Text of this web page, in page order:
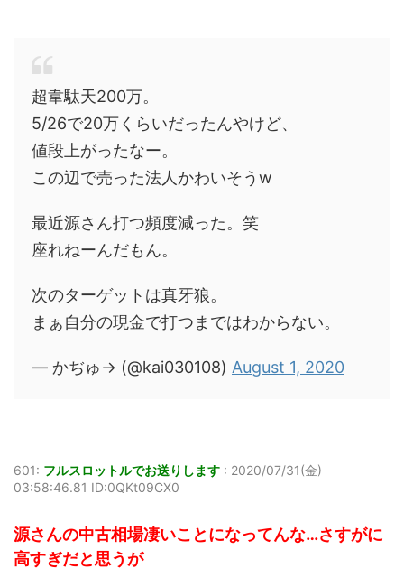
超韋駄天200万。
5/26で20万くらいだったんやけど、
値段上がったなー。
この辺で売った法人かわいそうw
最近源さん打つ頻度減った。笑
座れねーんだもん。
次のターゲットは真牙狼。
まぁ自分の現金で打つまではわからない。
— かぢゅ→ (@kai030108) August 1, 2020
601: フルスロットルでお送りします : 2020/07/31(金)
03:58:46.81 ID:0QKt09CX0
源さんの中古相場凄いことになってんな…さすがに
高すぎだと思うが